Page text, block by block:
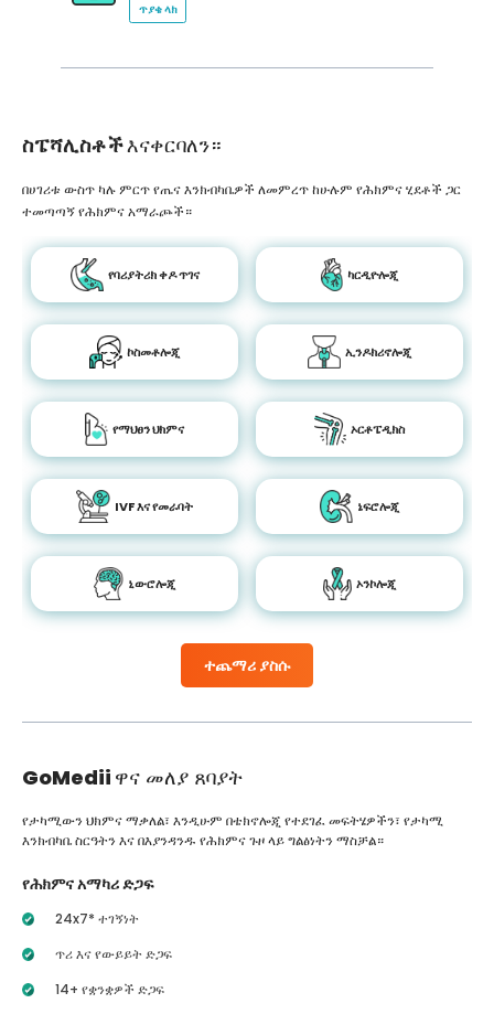
ጥያቄ ላክ
ስፔሻሊስቶችእናቀርባለን።
ተጨማሪ ያስሱ
በሀገሪቱ ውስጥ ካሉ ምርጥ የጤና እንክብካቤዎች ለመምረጥ ከሁሉም የሕክምና ሂደቶች ጋር
ተመጣጣኝ የሕክምና አማራጮች።
የባሪያትሪክ ቀዶ ጥገና ካርዲዮሎጂ
ኮስመቶሎጂ ኢንዶክሪኖሎጂ
የማህፀን ህክምና ኦርቶፔዲክስ
IVF እና የመራባት ኔፍሮሎጂ
ኒውሮሎጂ ኦንኮሎጂ
GoMedii ዋና መለያ ጸባያት
የታካሚውን ህክምና ማቃለል፣ እንዲሁም በቴክኖሎጂ የተደገፈ መፍትሄዎችን፣ የታካሚ
እንክብካቤ ስርዓትን እና በእያንዳንዱ የሕክምና ጉዞ ላይ ግልፅነትን ማስቻል።
የሕክምና አማካሪ ድጋፍ
24x7* ተገኝነት
ጥሪ እና የውይይት ድጋፍ
14+ የቋንቋዎች ድጋፍ